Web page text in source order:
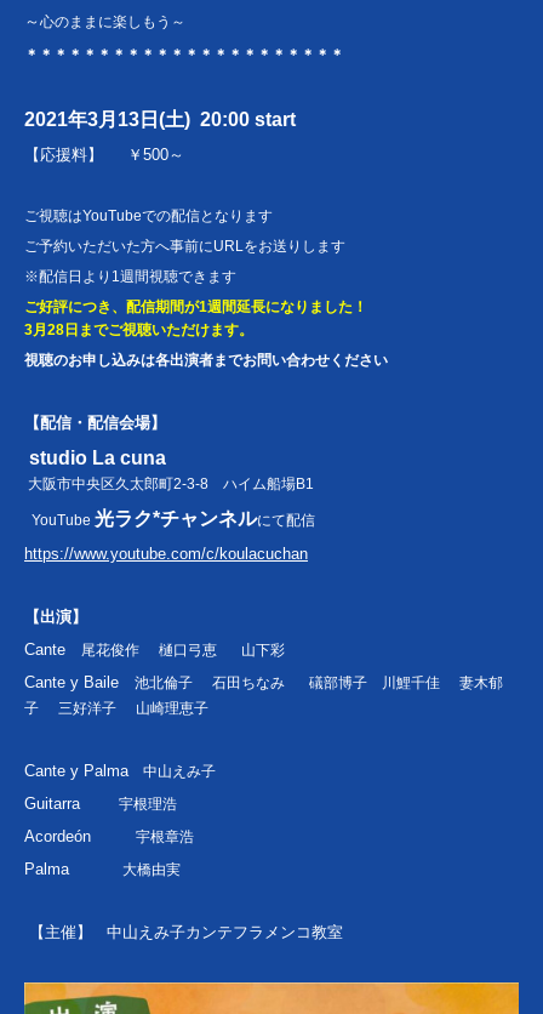
～ 心のままに楽しもう～
＊＊＊＊＊＊＊＊＊＊＊＊＊＊＊＊＊＊＊＊ ＊＊
2021年3月13日(土) 20:00 start
【 応援料】 ￥500～
ご視聴はYouTubeでの配信となります
ご予約いただいた方へ事前にURLをお送りします
※配信日より1週間視聴できます
ご好評につき、配信期間が1週間延長になりました！
3月28日までご視聴いただけます。
視聴のお申し込みは各出演者までお問い合わせください
【配信・配信会場】
studio La cuna
大阪市中央区久太郎町2-3-8 ハイム船場B1
YouTube 光ラク*チャンネルにて配信
https://www.youtube.com/c/koulacuchan
【出演】
Cante
尾花俊作 樋口弓恵 山下彩
Cante y Baile 池北倫子 石田ちなみ 礒部博子 川鯉千佳
妻木郁
子
三好洋子 山崎理恵子
Cante y Palma 中山えみ子
Guitarra 宇根理浩
Acordeón 宇根章浩
Palma 大橋由実
【主催】 中山えみ子カンテフラメンコ教室